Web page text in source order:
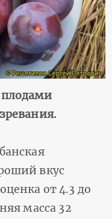
вкус
от 4.3 до
масса 32